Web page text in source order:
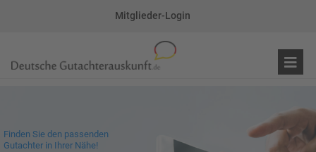
Mitglieder-Login
Finden Sie den passenden
Gutachter in Ihrer Nähe!